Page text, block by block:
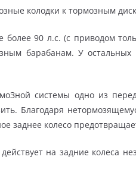
колодки к тормозным
90 л.с. (с приводом
барабанам. У остальных
системы одно из
Благодаря
заднее колесо
на задние колеса